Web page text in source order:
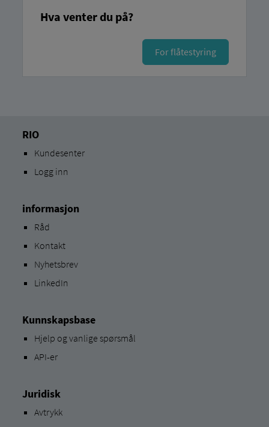
Hva venter du på?
For flåtestyring
RIO
Kundesenter
Logg inn
informasjon
Råd
Kontakt
Nyhetsbrev
LinkedIn
Kunnskapsbase
Hjelp og vanlige spørsmål
API-er
Juridisk
Avtrykk